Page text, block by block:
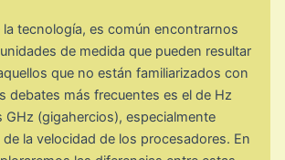
la tecnología, es común encontrarnos
de medida que pueden resultar
que no están familiarizados con
debates más frecuentes es el de Hz
GHz (gigahercios), especialmente
la velocidad de los procesadores. En